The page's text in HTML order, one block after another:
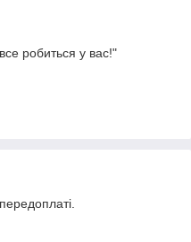
робиться у вас!"